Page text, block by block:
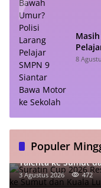
8
Populer
Suratin Cup 2026
Talenta ke Sumut
3 Agustus 2026 472